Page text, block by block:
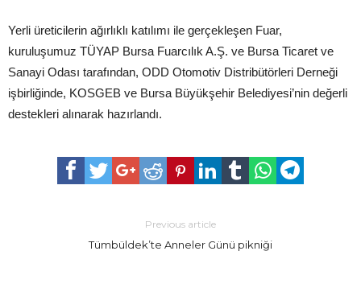
Yerli üreticilerin ağırlıklı katılımı ile gerçekleşen Fuar,
kuruluşumuz TÜYAP Bursa Fuarcılık A.Ş. ve Bursa Ticaret ve
Sanayi Odası tarafından, ODD Otomotiv Distribütörleri Derneği
işbirliğinde, KOSGEB ve Bursa Büyükşehir Belediyesi’nin değerli
destekleri alınarak hazırlandı.
Previous article
Tümbüldek’te Anneler Günü pikniği